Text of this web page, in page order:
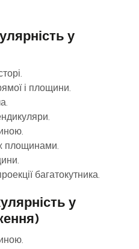
у
і площини.
площинами.
багатокутника.
у